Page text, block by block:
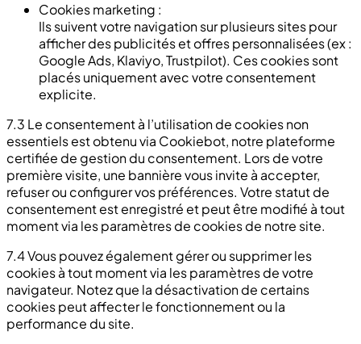
Cookies marketing :
Ils suivent votre navigation sur plusieurs sites pour
afficher des publicités et offres personnalisées (ex :
Google Ads, Klaviyo, Trustpilot). Ces cookies sont
placés uniquement avec votre consentement
explicite.
7.3 Le consentement à l’utilisation de cookies non
essentiels est obtenu via Cookiebot, notre plateforme
certifiée de gestion du consentement. Lors de votre
première visite, une bannière vous invite à accepter,
refuser ou configurer vos préférences. Votre statut de
consentement est enregistré et peut être modifié à tout
moment via les paramètres de cookies de notre site.
7.4 Vous pouvez également gérer ou supprimer les
cookies à tout moment via les paramètres de votre
navigateur. Notez que la désactivation de certains
cookies peut affecter le fonctionnement ou la
performance du site.